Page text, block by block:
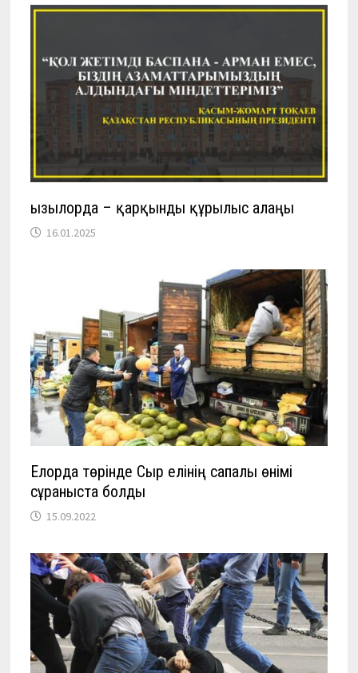
Қызылорда – қарқынды құрылыс алаңы
16.01.2025
Елорда төрінде Сыр елінің сапалы өнімі
сұраныста болды
15.09.2022